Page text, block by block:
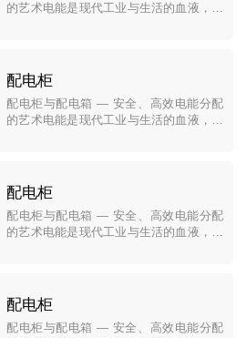
的艺术电能是现代工业与生活的血液，而
安全、稳定与高效分配。我们的产品系列
以其卓越的品质、精湛的工艺和灵活的设
计，为各类建筑、基础设施和工业项目提
供全方位的配电解决方案。
配电柜
配电柜与配电箱 — 安全、高效电能分配
的艺术电能是现代工业与生活的血液，而
安全、稳定与高效分配。我们的产品系列
以其卓越的品质、精湛的工艺和灵活的设
计，为各类建筑、基础设施和工业项目提
供全方位的配电解决方案。
配电柜
配电柜与配电箱 — 安全、高效电能分配
的艺术电能是现代工业与生活的血液，而
安全、稳定与高效分配。我们的产品系列
以其卓越的品质、精湛的工艺和灵活的设
计，为各类建筑、基础设施和工业项目提
配电柜
配电柜与配电箱 — 安全、高效电能分配